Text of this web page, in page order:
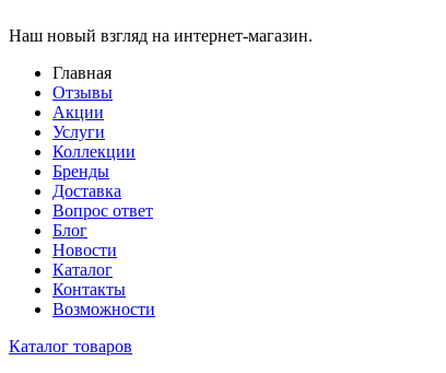
Наш новый взгляд на интернет-магазин.
Главная
Отзывы
Акции
Услуги
Коллекции
Бренды
Доставка
Вопрос ответ
Блог
Новости
Каталог
Контакты
Возможности
Каталог товаров